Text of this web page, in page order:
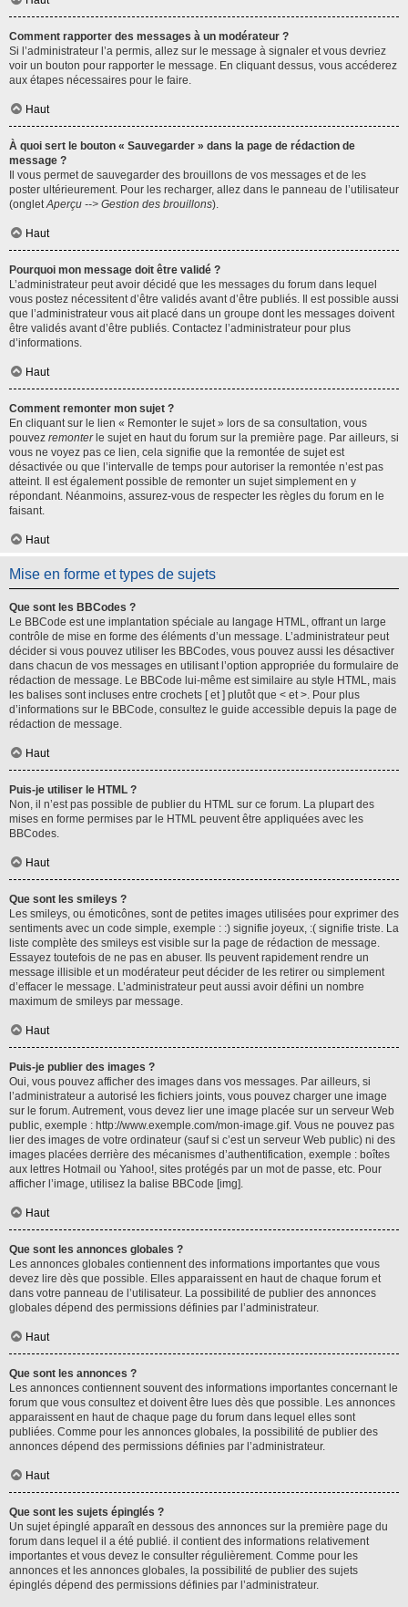
Comment rapporter des messages à un modérateur ?
Si l’administrateur l’a permis, allez sur le message à signaler et vous devriez
voir un bouton pour rapporter le message. En cliquant dessus, vous accéderez
aux étapes nécessaires pour le faire.
Haut
À quoi sert le bouton « Sauvegarder » dans la page de rédaction de
message ?
Il vous permet de sauvegarder des brouillons de vos messages et de les
poster ultérieurement. Pour les recharger, allez dans le panneau de l’utilisateur
(ongletAperçu --> Gestion des brouillons).
Haut
Pourquoi mon message doit être validé ?
L’administrateur peut avoir décidé que les messages du forum dans lequel
vous postez nécessitent d’être validés avant d’être publiés. Il est possible aussi
que l’administrateur vous ait placé dans un groupe dont les messages doivent
être validés avant d’être publiés. Contactez l’administrateur pour plus
d’informations.
Haut
Comment remonter mon sujet ?
En cliquant sur le lien « Remonter le sujet » lors de sa consultation, vous
pouvez remonterle sujet en haut du forum sur la première page. Par ailleurs, si
vous ne voyez pas ce lien, cela signifie que la remontée de sujet est
désactivée ou que l’intervalle de temps pour autoriser la remontée n’est pas
atteint. Il est également possible de remonter un sujet simplement en y
répondant. Néanmoins, assurez-vous de respecter les règles du forum en le
faisant.
Haut
Mise en forme et types de sujets
Que sont les BBCodes ?
Le BBCode est une implantation spéciale au langage HTML, offrant un large
contrôle de mise en forme des éléments d’un message. L’administrateur peut
décider si vous pouvez utiliser les BBCodes, vous pouvez aussi les désactiver
dans chacun de vos messages en utilisant l’option appropriée du formulaire de
rédaction de message. Le BBCode lui-même est similaire au style HTML, mais
les balises sont incluses entre crochets [ et ] plutôt que < et >. Pour plus
d’informations sur le BBCode, consultez le guide accessible depuis la page de
rédaction de message.
Haut
Puis-je utiliser le HTML ?
Non, il n’est pas possible de publier du HTML sur ce forum. La plupart des
mises en forme permises par le HTML peuvent être appliquées avec les
BBCodes.
Haut
Que sont les smileys ?
Les smileys, ou émoticônes, sont de petites images utilisées pour exprimer des
sentiments avec un code simple, exemple : :) signifie joyeux, :( signifie triste. La
liste complète des smileys est visible sur la page de rédaction de message.
Essayez toutefois de ne pas en abuser. Ils peuvent rapidement rendre un
message illisible et un modérateur peut décider de les retirer ou simplement
d’effacer le message. L’administrateur peut aussi avoir défini un nombre
maximum de smileys par message.
Haut
Puis-je publier des images ?
Oui, vous pouvez afficher des images dans vos messages. Par ailleurs, si
l’administrateur a autorisé les fichiers joints, vous pouvez charger une image
sur le forum. Autrement, vous devez lier une image placée sur un serveur Web
public, exemple : http://www.exemple.com/mon-image.gif. Vous ne pouvez pas
lier des images de votre ordinateur (sauf si c’est un serveur Web public) ni des
images placées derrière des mécanismes d’authentification, exemple : boîtes
aux lettres Hotmail ou Yahoo!, sites protégés par un mot de passe, etc. Pour
afficher l’image, utilisez la balise BBCode [img].
Haut
Que sont les annonces globales ?
Les annonces globales contiennent des informations importantes que vous
devez lire dès que possible. Elles apparaissent en haut de chaque forum et
dans votre panneau de l’utilisateur. La possibilité de publier des annonces
globales dépend des permissions définies par l’administrateur.
Haut
Que sont les annonces ?
Les annonces contiennent souvent des informations importantes concernant le
forum que vous consultez et doivent être lues dès que possible. Les annonces
apparaissent en haut de chaque page du forum dans lequel elles sont
publiées. Comme pour les annonces globales, la possibilité de publier des
annonces dépend des permissions définies par l’administrateur.
Haut
Que sont les sujets épinglés ?
Un sujet épinglé apparaît en dessous des annonces sur la première page du
forum dans lequel il a été publié. il contient des informations relativement
importantes et vous devez le consulter régulièrement. Comme pour les
annonces et les annonces globales, la possibilité de publier des sujets
épinglés dépend des permissions définies par l’administrateur.